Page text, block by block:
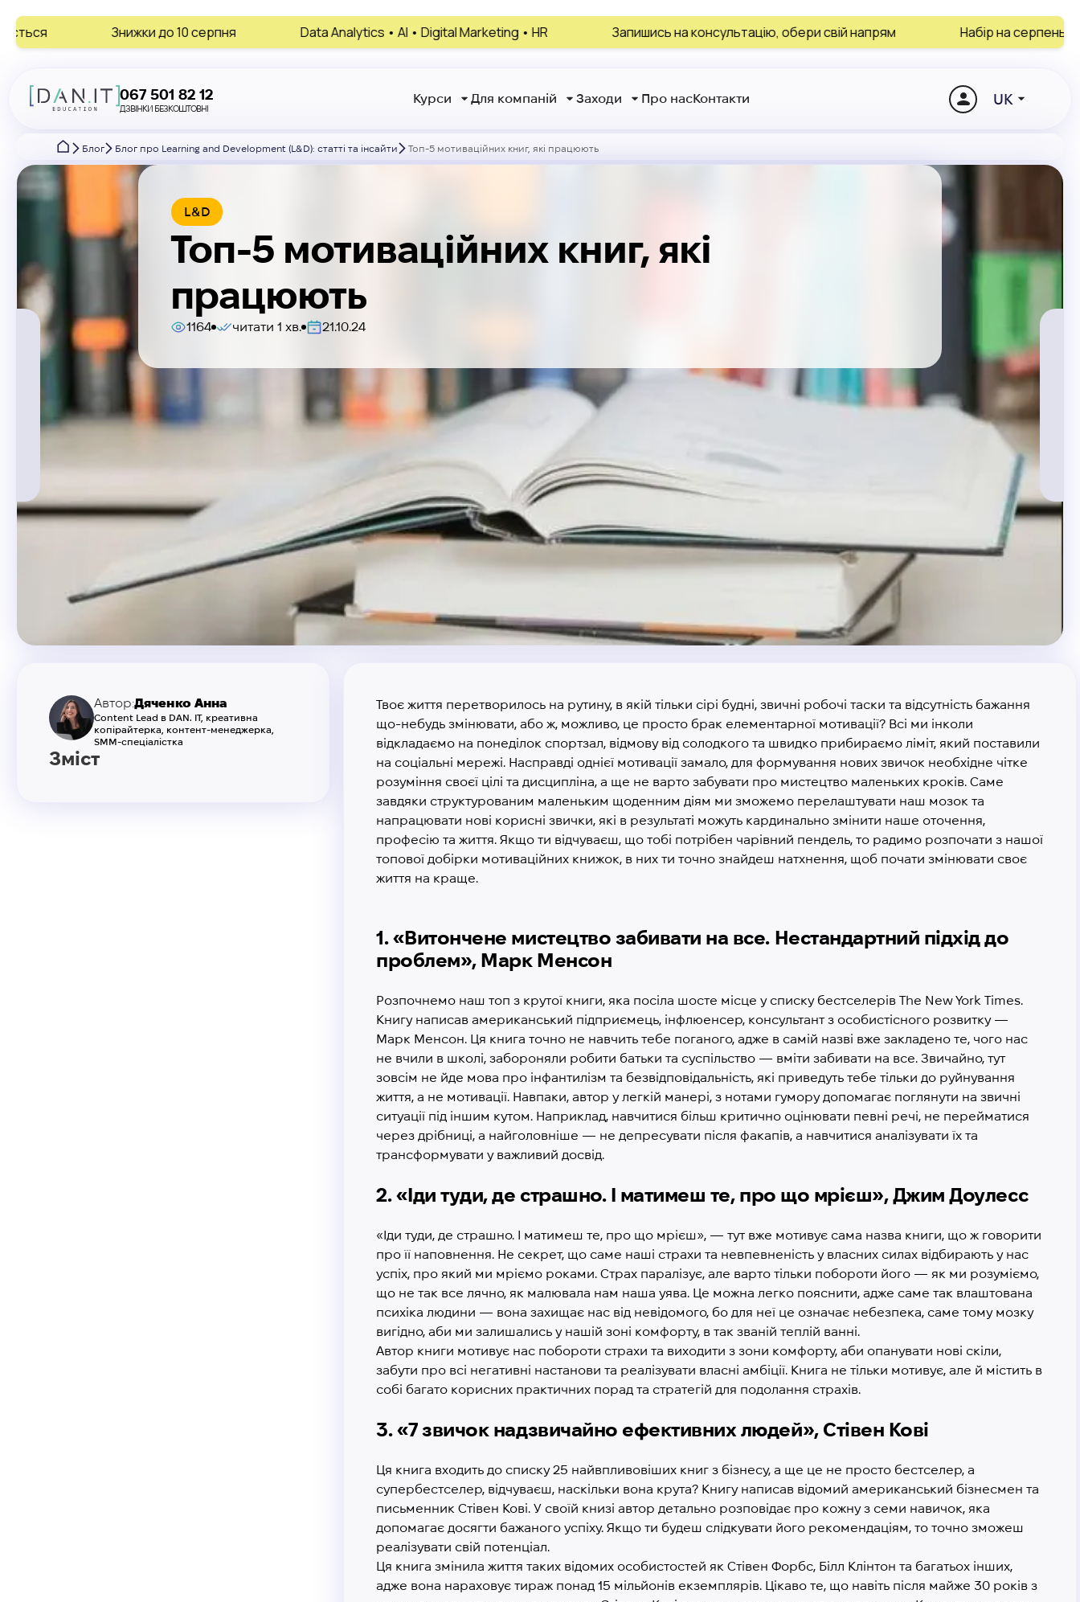
Знижки до 10 серпня Data Analytics • AI • Digital Marketing • HR Запишись на консультацію, обери свій напрям Набір на серпень і вересень
067 501 82 12
ДЗВІНКИ БЕЗКОШТОВНІ
Курси Для компаній Заходи Про насКонтакти UK
Блог Блог про Learning and Development (L&D): статті та інсайти Топ-5 мотиваційних книг, які працюють
L&D
Топ-5 мотиваційних книг, які
працюють
1164 читати 1 хв. 21.10.24
Автор:Дяченко Анна
Content Lead в DAN. IT, креативна
копірайтерка, контент-менеджерка,
SMM-спеціалістка
Зміст
Твоє життя перетворилось на рутину, в якій тільки сірі будні, звичні робочі таски та відсутність бажання
що-небудь змінювати, або ж, можливо, це просто брак елементарної мотивації? Всі ми інколи
відкладаємо на понеділок спортзал, відмову від солодкого та швидко прибираємо ліміт, який поставили
на соціальні мережі. Насправді однієї мотивації замало, для формування нових звичок необхідне чітке
розуміння своєї цілі та дисципліна, а ще не варто забувати про мистецтво маленьких кроків. Саме
завдяки структурованим маленьким щоденним діям ми зможемо перелаштувати наш мозок та
напрацювати нові корисні звички, які в результаті можуть кардинально змінити наше оточення,
професію та життя. Якщо ти відчуваєш, що тобі потрібен чарівний пендель, то радимо розпочати з нашої
топової добірки мотиваційних книжок, в них ти точно знайдеш натхнення, щоб почати змінювати своє
життя на краще.
1. «Витончене мистецтво забивати на все. Нестандартний підхід до
проблем», Марк Менсон
Розпочнемо наш топ з крутої книги, яка посіла шосте місце у списку бестселерів The New York Times.
Книгу написав американський підприємець, інфлюенсер, консультант з особистісного розвитку —
Марк Менсон. Ця книга точно не навчить тебе поганого, адже в самій назві вже закладено те, чого нас
не вчили в школі, забороняли робити батьки та суспільство — вміти забивати на все. Звичайно, тут
зовсім не йде мова про інфантилізм та безвідповідальність, які приведуть тебе тільки до руйнування
життя, а не мотивації. Навпаки, автор у легкій манері, з нотами гумору допомагає поглянути на звичні
ситуації під іншим кутом. Наприклад, навчитися більш критично оцінювати певні речі, не перейматися
через дрібниці, а найголовніше — не депресувати після факапів, а навчитися аналізувати їх та
трансформувати у важливий досвід.
2. «Іди туди, де страшно. І матимеш те, про що мрієш», Джим Доулесс
«Іди туди, де страшно. І матимеш те, про що мрієш», — тут вже мотивує сама назва книги, що ж говорити
про її наповнення. Не секрет, що саме наші страхи та невпевненість у власних силах відбирають у нас
успіх, про який ми мріємо роками. Страх паралізує, але варто тільки побороти його — як ми розуміємо,
що не так все лячно, як малювала нам наша уява. Це можна легко пояснити, адже саме так влаштована
психіка людини — вона захищає нас від невідомого, бо для неї це означає небезпека, саме тому мозку
вигідно, аби ми залишались у нашій зоні комфорту, в так званій теплій ванні.
Автор книги мотивує нас побороти страхи та виходити з зони комфорту, аби опанувати нові скіли,
забути про всі негативні настанови та реалізувати власні амбіції. Книга не тільки мотивує, але й містить в
собі багато корисних практичних порад та стратегій для подолання страхів.
3. «7 звичок надзвичайно ефективних людей», Стівен Кові
Ця книга входить до списку 25 найвпливовіших книг з бізнесу, а ще це не просто бестселер, а
супербестселер, відчуваєш, наскільки вона крута? Книгу написав відомий американський бізнесмен та
письменник Стівен Кові. У своїй книзі автор детально розповідає про кожну з семи навичок, яка
допомагає досягти бажаного успіху. Якщо ти будеш слідкувати його рекомендаціям, то точно зможеш
реалізувати свій потенціал.
Ця книга змінила життя таких відомих особистостей як Стівен Форбс, Білл Клінтон та багатьох інших,
адже вона нараховує тираж понад 15 мільйонів екземплярів. Цікаво те, що навіть після майже 30 років з